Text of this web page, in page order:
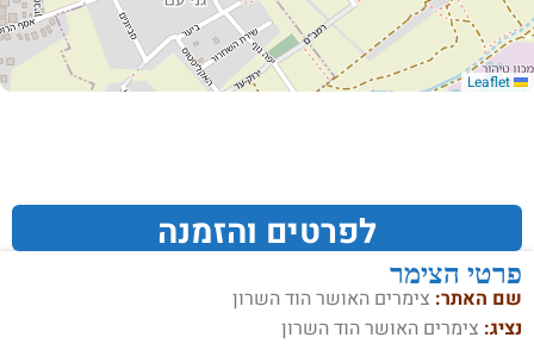
Leaflet
לפרטים והזמנה
פרטי הצימר
שם האתר: צימרים האושר הוד השרון
נציג: צימרים האושר הוד השרון